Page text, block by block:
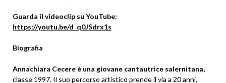
Guarda il videoclip su YouTube:
https://youtu.be/d_q0JSdrx1s
Biografia
Annachiara Cecere è una giovane cantautrice salernitana,
classe 1997. Il suo percorso artistico prende il via a 20 anni,